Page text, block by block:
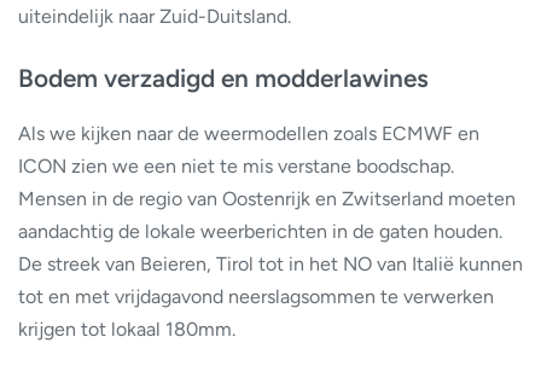
uiteindelijk naar Zuid-Duitsland.
Bodem verzadigd en modderlawines
Als we kijken naar de weermodellen zoals ECMWF en
ICON zien we een niet te mis verstane boodschap.
Mensen in de regio van Oostenrijk en Zwitserland moeten
aandachtig de lokale weerberichten in de gaten houden.
De streek van Beieren, Tirol tot in het NO van Italië kunnen
tot en met vrijdagavond neerslagsommen te verwerken
krijgen tot lokaal 180mm.